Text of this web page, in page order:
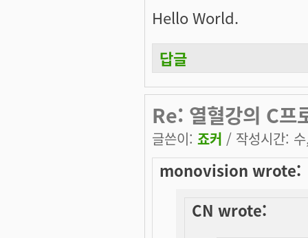
Hello World.
답글
Re: 열혈강의 C프
글쓴이: 죠커 / 작성시간:
monovision wrote:
CN wrote: